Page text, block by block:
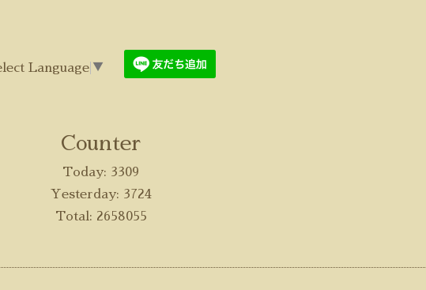
Language ▼
Counter
Today: 3309
Yesterday: 3724
Total: 2658055